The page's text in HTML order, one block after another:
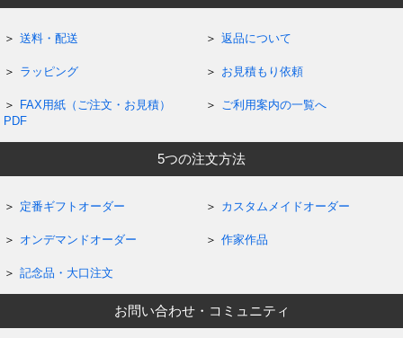
送料・配送 返品について
ラッピング お見積もり依頼
FAX用紙（ご注文・お見積）
PDF
ご利用案内の一覧へ
5つの注文方法
定番ギフトオーダー カスタムメイドオーダー
オンデマンドオーダー 作家作品
記念品・大口注文
お問い合わせ・コミュニティ